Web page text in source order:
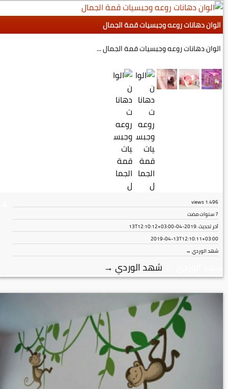
الوان دهانات روعه وجبسيات قمة الجمال
الوان دهانات روعه وجبسيات قمة الجمال ...
1٬496
7 سنوات مضت
آخر تحديث :2019-04-13T12:10:12+03:00
2019-04-13T12:10:11+03:00
شهد الوردي →
شهد الوردي →